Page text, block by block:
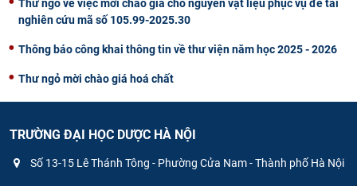
Thư ngỏ về việc mời chào giá cho nguyên vật liệu phục vụ đề tài
nghiên cứu mã số 105.99-2025.30
Thông báo công khai thông tin về thư viện năm học 2025 - 2026
Thư ngỏ mời chào giá hoá chất
TRƯỜNG ĐẠI HỌC DƯỢC HÀ NỘI
Số 13-15 Lê Thánh Tông - Phường Cửa Nam - Thành phố Hà Nội